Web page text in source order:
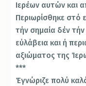
Ιερέων αυτών και
Περιωρίσθηκε στό
τήν σημαία δέν
εύλάβεια και ή
αξιώματος της
***
Έγνώριζε πολύ